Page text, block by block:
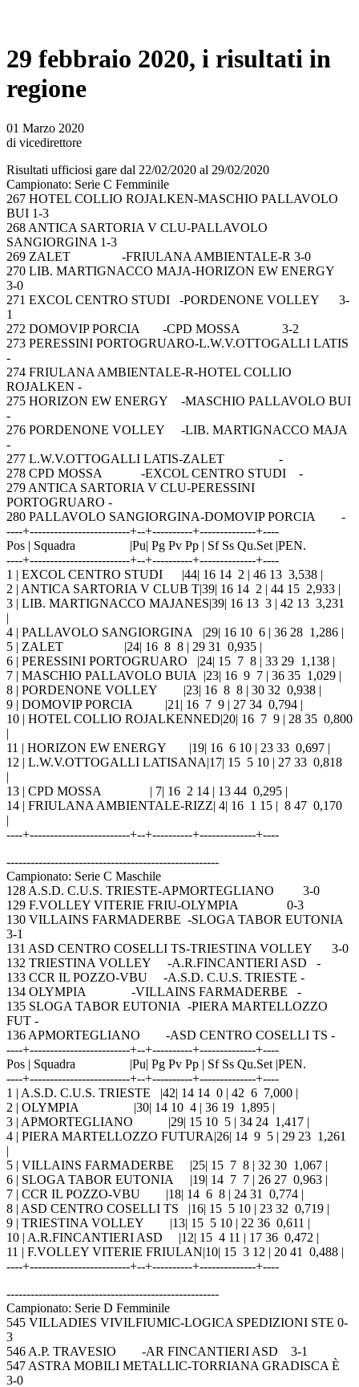
29 febbraio 2020, i risultati in
regione
01 Marzo 2020
di vicedirettore
Risultati ufficiosi gare dal 22/02/2020 al 29/02/2020
Campionato: Serie C Femminile
267 HOTEL COLLIO ROJALKEN-MASCHIO PALLAVOLO
BUI 1-3
268 ANTICA SARTORIA V CLU-PALLAVOLO
SANGIORGINA 1-3
269 ZALET -FRIULANA AMBIENTALE-R 3-0
270 LIB. MARTIGNACCO MAJA-HORIZON EW ENERGY
3-0
271 EXCOL CENTRO STUDI -PORDENONE VOLLEY 3-
1
272 DOMOVIP PORCIA -CPD MOSSA 3-2
273 PERESSINI PORTOGRUARO-L.W.V.OTTOGALLI LATIS
-
274 FRIULANA AMBIENTALE-R-HOTEL COLLIO
ROJALKEN -
275 HORIZON EW ENERGY -MASCHIO PALLAVOLO BUI
-
276 PORDENONE VOLLEY -LIB. MARTIGNACCO MAJA
-
277 L.W.V.OTTOGALLI LATIS-ZALET -
278 CPD MOSSA -EXCOL CENTRO STUDI -
279 ANTICA SARTORIA V CLU-PERESSINI
PORTOGRUARO -
280 PALLAVOLO SANGIORGINA-DOMOVIP PORCIA -
----+-------------------------+--+----------+--------------+----
Pos | Squadra |Pu| Pg Pv Pp | Sf Ss Qu.Set |PEN.
----+-------------------------+--+----------+--------------+----
1 | EXCOL CENTRO STUDI |44| 16 14 2 | 46 13 3,538 |
2 | ANTICA SARTORIA V CLUB T|39| 16 14 2 | 44 15 2,933 |
3 | LIB. MARTIGNACCO MAJANES|39| 16 13 3 | 42 13 3,231
|
4 | PALLAVOLO SANGIORGINA |29| 16 10 6 | 36 28 1,286 |
5 | ZALET |24| 16 8 8 | 29 31 0,935 |
6 | PERESSINI PORTOGRUARO |24| 15 7 8 | 33 29 1,138 |
7 | MASCHIO PALLAVOLO BUIA |23| 16 9 7 | 36 35 1,029 |
8 | PORDENONE VOLLEY |23| 16 8 8 | 30 32 0,938 |
9 | DOMOVIP PORCIA |21| 16 7 9 | 27 34 0,794 |
10 | HOTEL COLLIO ROJALKENNED|20| 16 7 9 | 28 35 0,800
|
11 | HORIZON EW ENERGY |19| 16 6 10 | 23 33 0,697 |
12 | L.W.V.OTTOGALLI LATISANA|17| 15 5 10 | 27 33 0,818
|
13 | CPD MOSSA | 7| 16 2 14 | 13 44 0,295 |
14 | FRIULANA AMBIENTALE-RIZZ| 4| 16 1 15 | 8 47 0,170
|
----+-------------------------+--+----------+--------------+----
-----------------------------------------------------
Campionato: Serie C Maschile
128 A.S.D. C.U.S. TRIESTE-APMORTEGLIANO 3-0
129 F.VOLLEY VITERIE FRIU-OLYMPIA 0-3
130 VILLAINS FARMADERBE -SLOGA TABOR EUTONIA
3-1
131 ASD CENTRO COSELLI TS-TRIESTINA VOLLEY 3-0
132 TRIESTINA VOLLEY -A.R.FINCANTIERI ASD -
133 CCR IL POZZO-VBU -A.S.D. C.U.S. TRIESTE -
134 OLYMPIA -VILLAINS FARMADERBE -
135 SLOGA TABOR EUTONIA -PIERA MARTELLOZZO
FUT -
136 APMORTEGLIANO -ASD CENTRO COSELLI TS -
----+-------------------------+--+----------+--------------+----
Pos | Squadra |Pu| Pg Pv Pp | Sf Ss Qu.Set |PEN.
----+-------------------------+--+----------+--------------+----
1 | A.S.D. C.U.S. TRIESTE |42| 14 14 0 | 42 6 7,000 |
2 | OLYMPIA |30| 14 10 4 | 36 19 1,895 |
3 | APMORTEGLIANO |29| 15 10 5 | 34 24 1,417 |
4 | PIERA MARTELLOZZO FUTURA|26| 14 9 5 | 29 23 1,261
|
5 | VILLAINS FARMADERBE |25| 15 7 8 | 32 30 1,067 |
6 | SLOGA TABOR EUTONIA |19| 14 7 7 | 26 27 0,963 |
7 | CCR IL POZZO-VBU |18| 14 6 8 | 24 31 0,774 |
8 | ASD CENTRO COSELLI TS |16| 15 5 10 | 23 32 0,719 |
9 | TRIESTINA VOLLEY |13| 15 5 10 | 22 36 0,611 |
10 | A.R.FINCANTIERI ASD |12| 15 4 11 | 17 36 0,472 |
11 | F.VOLLEY VITERIE FRIULAN|10| 15 3 12 | 20 41 0,488 |
----+-------------------------+--+----------+--------------+----
-----------------------------------------------------
Campionato: Serie D Femminile
545 VILLADIES VIVILFIUMIC-LOGICA SPEDIZIONI STE 0-
3
546 A.P. TRAVESIO -AR FINCANTIERI ASD 3-1
547 ASTRA MOBILI METALLIC-TORRIANA GRADISCA È
3-0